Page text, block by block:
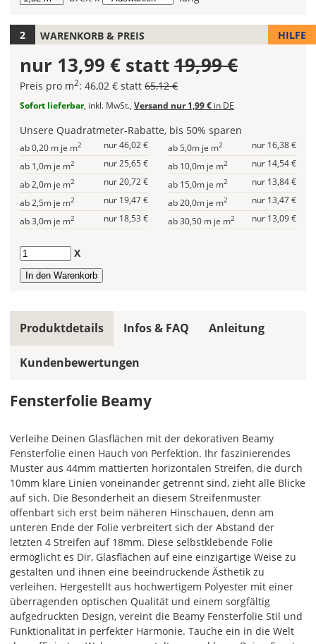
Länge
Deiner
Fensterfolie
aus,
die
Rollenbreite
mit
1,52m
jeweils
vorgegeben.
Später
kannst
Du
die
Größe
der
mit
einem
einer
einfach
Optional
kannst
Du
hier
ein
Folienmuster
in
den
Abmessungen
von
ca.
0,2m
x
WARENKORB & PREIS HILFE
nur 13,99 € statt19,99 €
Preis pro m2: 46,02 € statt 65,12 €
Sofort lieferbar, inkl. MwSt., Versand nur 1,99 € in DE
Unsere Quadratmeter-Rabatte, bis 50% sparen
ab 0,20 m je m2
nur 46,02 €
ab 1,0m je m2
nur 25,65 €
ab 2,0m je m2
nur 20,72 €
ab 2,5m je m2
nur 19,47 €
ab 3,0m je m2 nur 18,53 €
ab 5,0m je m2
nur 16,38 €
ab 10,0m je m2
nur 14,54 €
ab 15,0m je m2
nur 13,84 €
ab 20,0m je m2
nur 13,47 €
ab 30,50 m je m2 nur 13,09 €
Anzahl X
Produktdetails
Fensterfolie Beamy
Verleihe Deinen Glasflächen mit der dekorativen Beamy
Fensterfolie einen Hauch von Perfektion. Ihr faszinierendes
Muster aus 44mm mattierten horizontalen Streifen, die durch
10mm klare Linien voneinander getrennt sind, zieht alle Blicke
auf sich. Die Besonderheit an diesem Streifenmuster
offenbart sich erst beim näheren Hinschauen, denn am
unteren Ende der Folie verbreitert sich der Abstand der
letzten 4 Streifen auf 18mm. Diese selbstklebende Folie
ermöglicht es Dir, Glasflächen auf eine einzigartige Weise zu
gestalten und ihnen eine beeindruckende Ästhetik zu
verleihen. Hergestellt aus hochwertigem Polyester mit einer
überragenden optischen Qualität und einem sorgfältig
aufgedruckten Design, vereint die Beamy Fensterfolie Stil und
Funktionalität in perfekter Harmonie. Tauche ein in die Welt
Infos & FAQ Anleitung
Kundenbewertungen